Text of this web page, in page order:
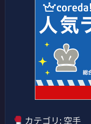
カテゴリ: 空手